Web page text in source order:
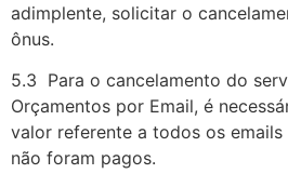
adimplente, solicitar o
ônus.
5.3 Para o cancelamento do
Orçamentos por Email, é
valor referente a todos os
não foram pagos.